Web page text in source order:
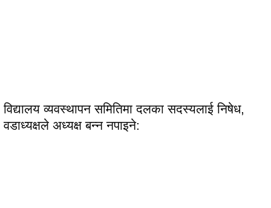
विद्यालय व्यवस्थापन समितिमा दलका सदस्यलाई निषेध,
वडाध्यक्षले अध्यक्ष बन्न नपाइने: